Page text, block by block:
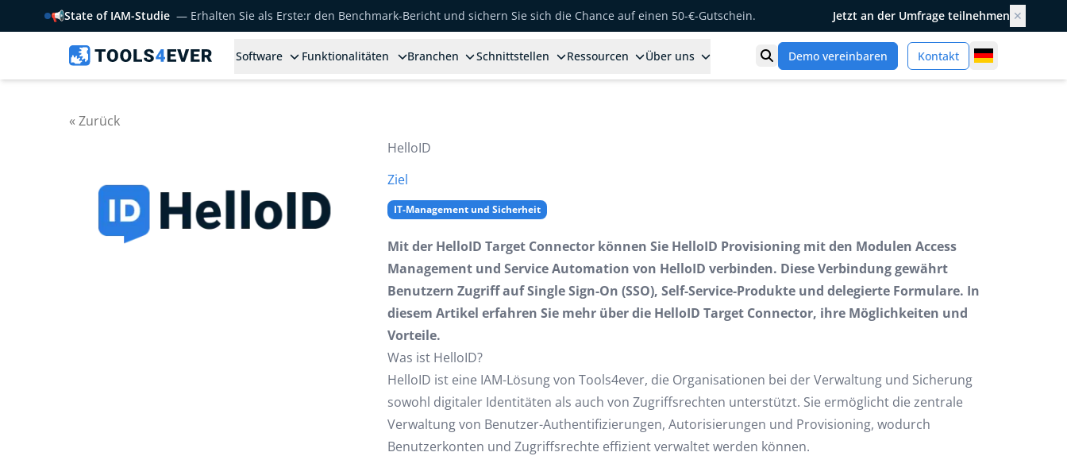
📢State of IAM-Studie — Erhalten Sie als Erste:r den Benchmark-Bericht und sichern Sie sich die Chance auf einen 50-€-Gutschein. Jetzt an der Umfrage teilnehmen ✕
Software Funktionalitäten Branchen Schnittstellen Ressourcen Über uns Suche öffnen
Demo vereinbaren Kontakt Germany
« Zurück
HelloID
Ziel
IT-Management und Sicherheit
Mit der HelloID Target Connector können Sie HelloID Provisioning mit den Modulen Access
Management und Service Automation von HelloID verbinden. Diese Verbindung gewährt
Benutzern Zugriff auf Single Sign-On (SSO), Self-Service-Produkte und delegierte Formulare. In
diesem Artikel erfahren Sie mehr über die HelloID Target Connector, ihre Möglichkeiten und
Vorteile.
Was ist HelloID?
HelloID ist eine IAM-Lösung von Tools4ever, die Organisationen bei der Verwaltung und Sicherung
sowohl digitaler Identitäten als auch von Zugriffsrechten unterstützt. Sie ermöglicht die zentrale
Verwaltung von Benutzer-Authentifizierungen, Autorisierungen und Provisioning, wodurch
Benutzerkonten und Zugriffsrechte effizient verwaltet werden können.